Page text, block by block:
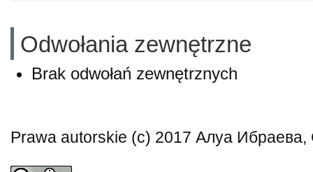
Odwołania zewnętrzne
Brak odwołań zewnętrznych
Prawa autorskie (c) 2017 Алуа Ибраева,